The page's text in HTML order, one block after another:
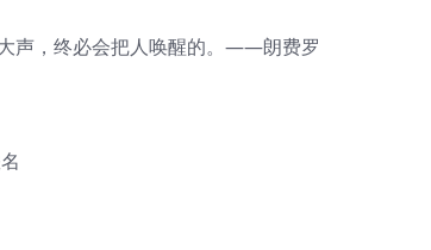
声，终必会把人唤醒的。——朗费罗